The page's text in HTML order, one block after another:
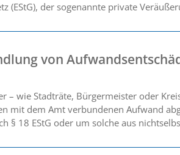
(EStG), der sogenannte private
von
– wie Stadträte, Bürgermeister oder
mit dem Amt verbundenen Aufwand
§ 18 EStG oder um solche aus